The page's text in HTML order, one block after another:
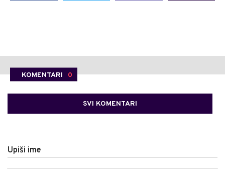
KOMENTARI 0
SVI KOMENTARI
Upiši ime